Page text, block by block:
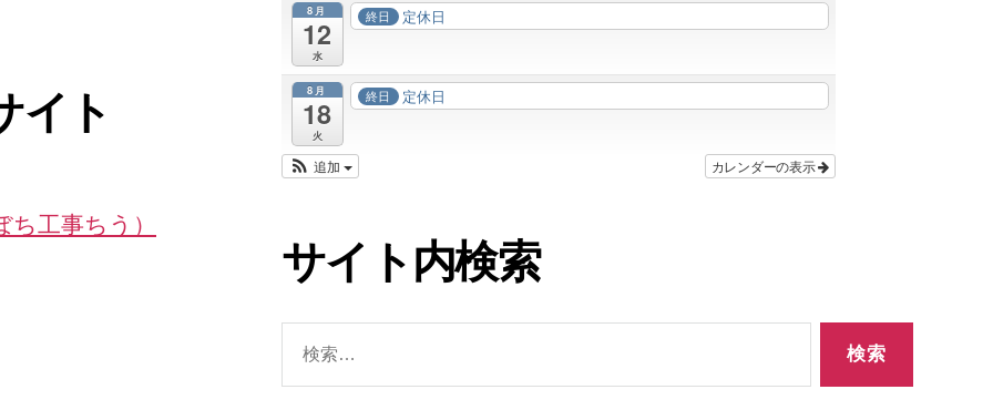
イト
工事ちう）
8月
12
水
終日 定休日
8月
18
火
終日 定休日
カレンダーの表示
追加
サイト内検索